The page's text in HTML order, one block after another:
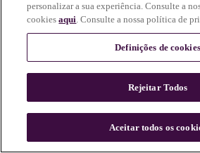
n
personalizar a sua experiência. Consulte a
cookiesaqui. Consulte a nossa política de
Definições de cookies
Rejeitar Todos
Aceitar todos os